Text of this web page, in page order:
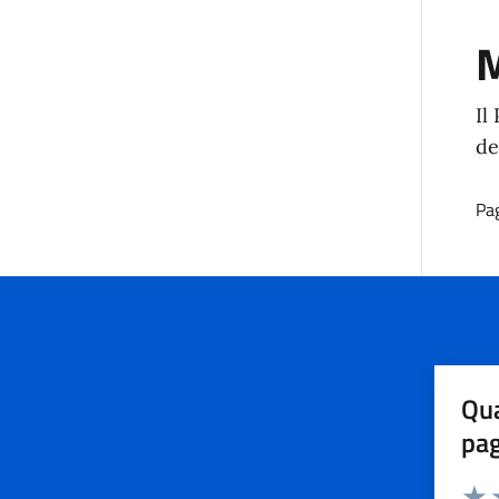
Il